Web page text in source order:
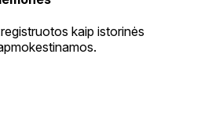
kaip istorinės